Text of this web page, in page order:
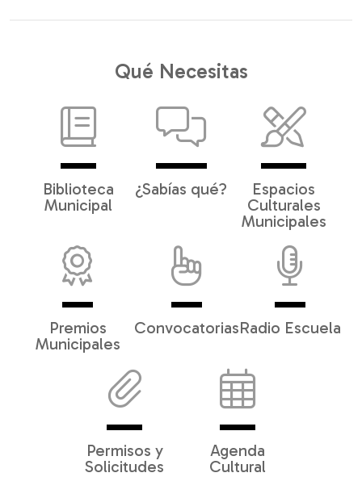
Qué Necesitas
Biblioteca
Municipal
¿Sabías qué?
Espacios
Culturales
Municipales
Premios
Municipales
ConvocatoriasRadio Escuela
Permisos y
Solicitudes
Agenda
Cultural